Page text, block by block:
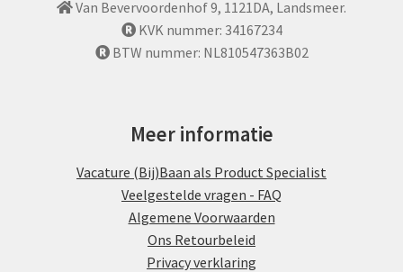
Van Bevervoordenhof 9, 1121DA, Landsmeer.
KVK nummer: 34167234
BTW nummer: NL810547363B02
Meer informatie
Vacature (Bij)Baan als Product Specialist
Veelgestelde vragen - FAQ
Algemene Voorwaarden
Ons Retourbeleid
Privacy verklaring